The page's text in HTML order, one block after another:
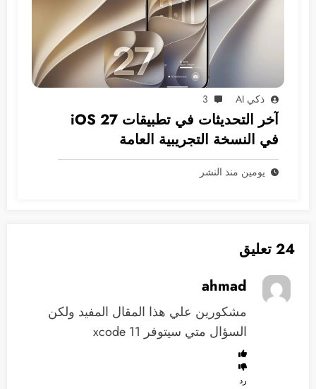
ذكي AI 3
آخر التحديثات في تطبيقات iOS 27
في النسخة التجريبية العامة
يومين منذ النشر
24 تعليق
ahmad
مشكورين علي هذا المقال المفيد ولكن
السؤال متي سيتوفر xcode 11
رد